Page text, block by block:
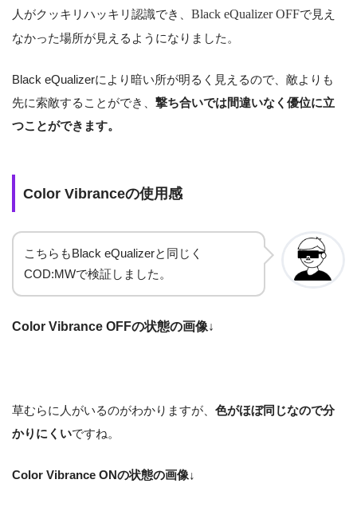
人がクッキリハッキリ認識でき、 Black eQualizer OFFで見え
なかった場所が見えるようになりました。
Black eQualizerにより暗い所が明るく見えるので、敵よりも
先に索敵することができ、 撃ち合いでは間違いなく優位に立
つことができます。
Color Vibranceの使用感
こちらもBlack eQualizerと同じく
COD:MWで検証しました。
Color Vibrance OFFの状態の画像↓
草むらに人がいるのがわかりますが、 色がほぼ同じなので分
かりにくいですね。
Color Vibrance ONの状態の画像↓